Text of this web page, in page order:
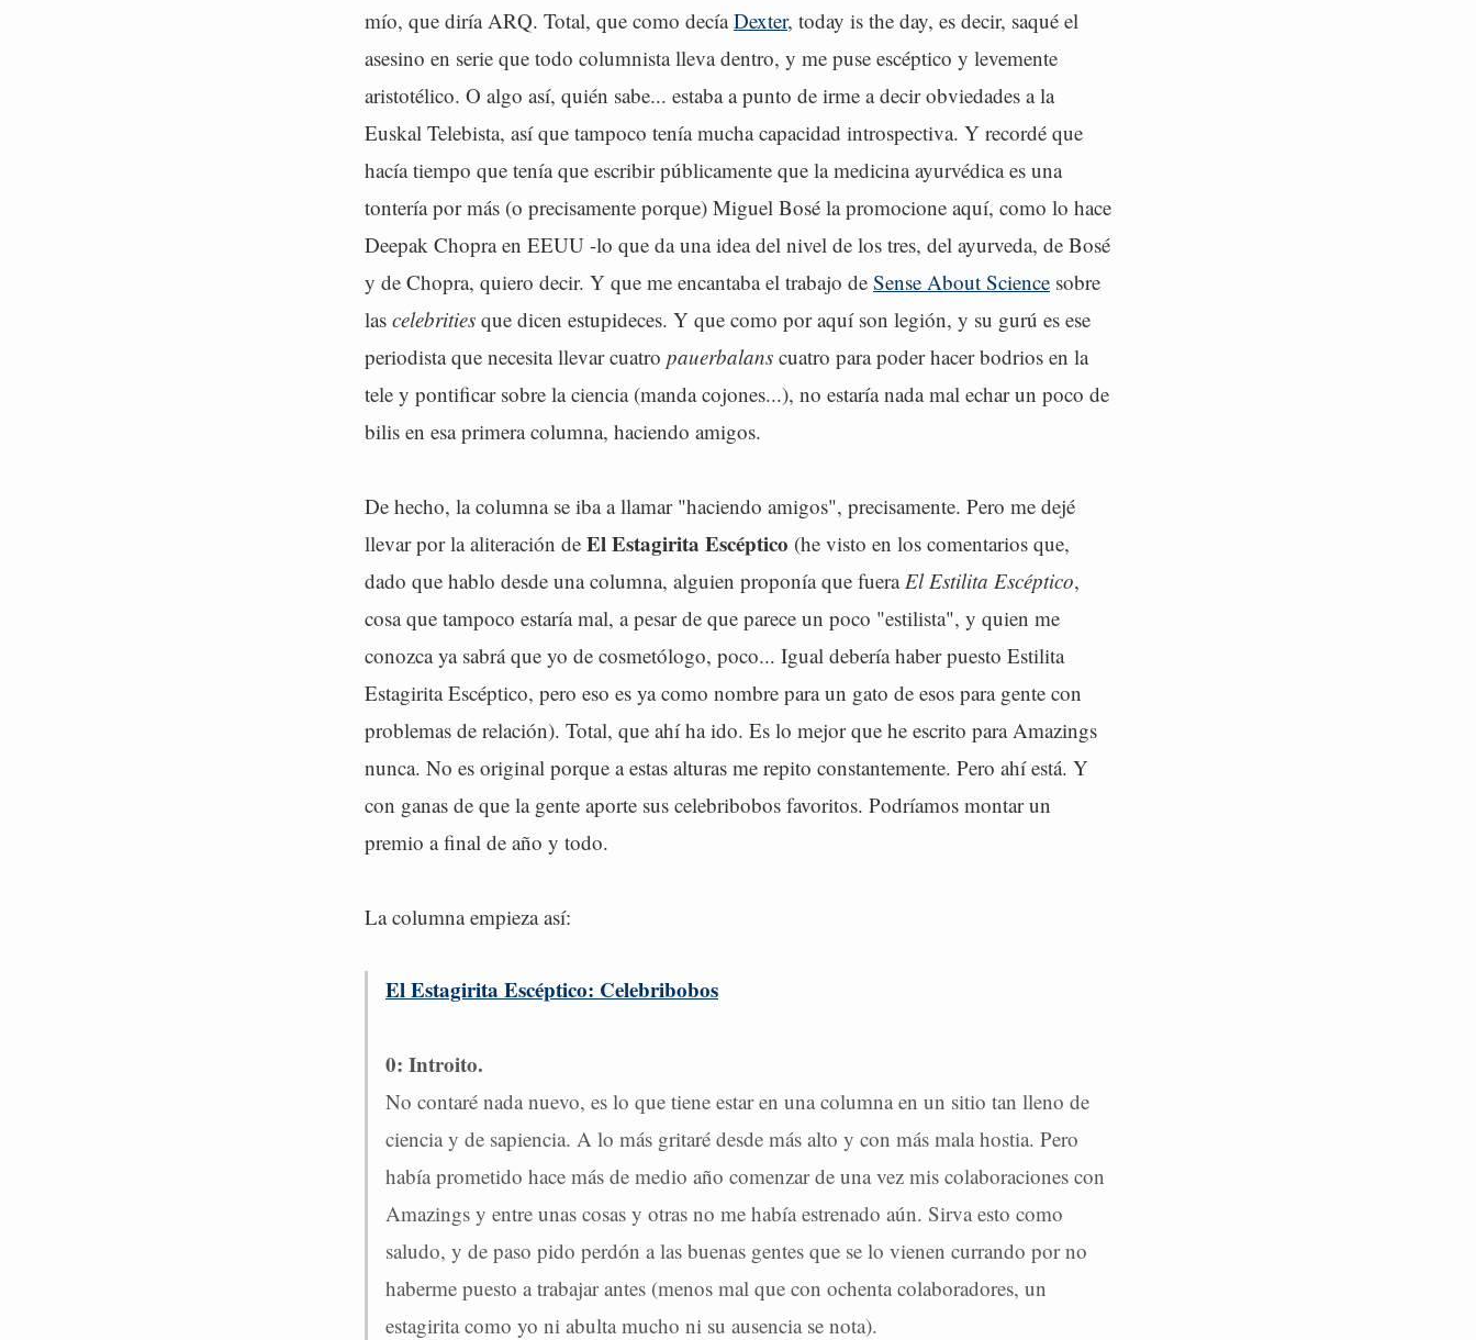
mío, que diría ARQ. Total, que como decíaDexter, today is the day, es decir, saqué el
asesino en serie que todo columnista lleva dentro, y me puse escéptico y levemente
aristotélico. O algo así, quién sabe... estaba a punto de irme a decir obviedades a la
Euskal Telebista, así que tampoco tenía mucha capacidad introspectiva. Y recordé que
hacía tiempo que tenía que escribir públicamente que la medicina ayurvédica es una
tontería por más (o precisamente porque) Miguel Bosé la promocione aquí, como lo hace
Deepak Chopra en EEUU -lo que da una idea del nivel de los tres, del ayurveda, de Bosé
y de Chopra, quiero decir. Y que me encantaba el trabajo de Sense About Science sobre
las celebrities que dicen estupideces. Y que como por aquí son legión, y su gurú es ese
periodista que necesita llevar cuatro pauerbalans cuatro para poder hacer bodrios en la
tele y pontificar sobre la ciencia (manda cojones...), no estaría nada mal echar un poco de
bilis en esa primera columna, haciendo amigos.
De hecho, la columna se iba a llamar "haciendo amigos", precisamente. Pero me dejé
llevar por la aliteración de El Estagirita Escéptico (he visto en los comentarios que,
dado que hablo desde una columna, alguien proponía que fueraEl Estilita Escéptico,
cosa que tampoco estaría mal, a pesar de que parece un poco "estilista", y quien me
conozca ya sabrá que yo de cosmetólogo, poco... Igual debería haber puesto Estilita
Estagirita Escéptico, pero eso es ya como nombre para un gato de esos para gente con
problemas de relación). Total, que ahí ha ido. Es lo mejor que he escrito para Amazings
nunca. No es original porque a estas alturas me repito constantemente. Pero ahí está. Y
con ganas de que la gente aporte sus celebribobos favoritos. Podríamos montar un
premio a final de año y todo.
La columna empieza así:
El Estagirita Escéptico: Celebribobos
0: Introito.
No contaré nada nuevo, es lo que tiene estar en una columna en un sitio tan lleno de
ciencia y de sapiencia. A lo más gritaré desde más alto y con más mala hostia. Pero
había prometido hace más de medio año comenzar de una vez mis colaboraciones con
Amazings y entre unas cosas y otras no me había estrenado aún. Sirva esto como
saludo, y de paso pido perdón a las buenas gentes que se lo vienen currando por no
haberme puesto a trabajar antes (menos mal que con ochenta colaboradores, un
estagirita como yo ni abulta mucho ni su ausencia se nota).